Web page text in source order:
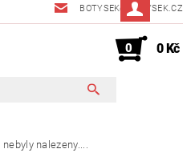
BOTYSEK@BOTYSEK.CZ
0 0 Kč
nebyly nalezeny....